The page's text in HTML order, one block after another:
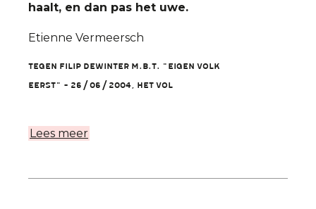
haalt, en dan pas het uwe.
Etienne Vermeersch
Tegen Filip Dewinter m.b.t. "Eigen Volk
Eerst" - 26/06/2004, Het Vol
Lees meer